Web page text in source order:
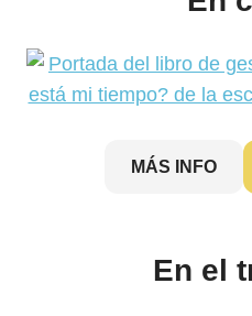
MÁS INFO
En el